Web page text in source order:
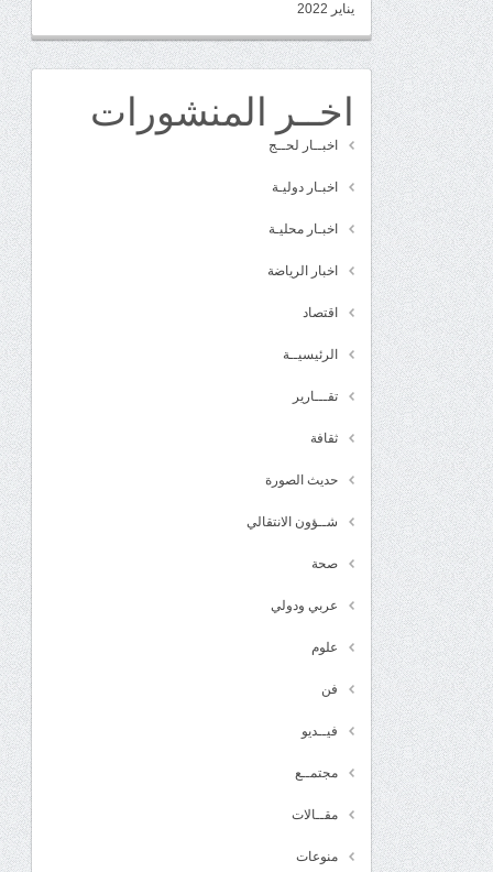
يناير 2022
اخــر المنشورات
اخبــار لحــج
اخبـار دوليـة
اخبـار محليـة
اخبار الرياضة
اقتصاد
الرئيسيــة
تقـــارير
ثقافة
حديث الصورة
شــؤون الانتقالي
صحة
عربي ودولي
علوم
فن
فيــديو
مجتمــع
مقــالات
منوعات